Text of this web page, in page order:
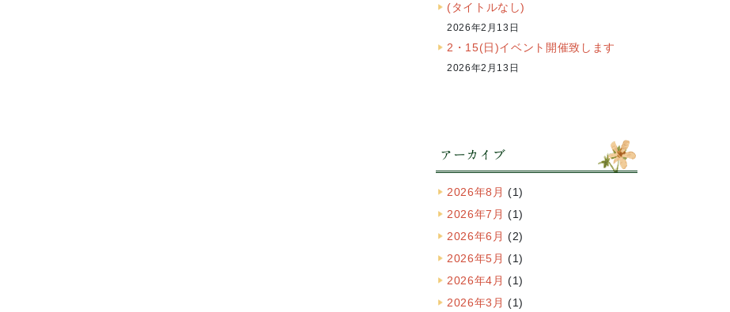
(タイトルなし)
2026年2月13日
2・15(日)イベント開催致します
2026年2月13日
アーカイブ
2026年8月 (1)
2026年7月 (1)
2026年6月 (2)
2026年5月 (1)
2026年4月 (1)
2026年3月 (1)